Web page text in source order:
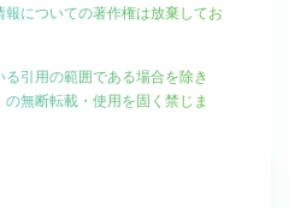
についての著作権は放棄してお
引用の範囲である場合を除き
の無断転載・使用を固く禁じま